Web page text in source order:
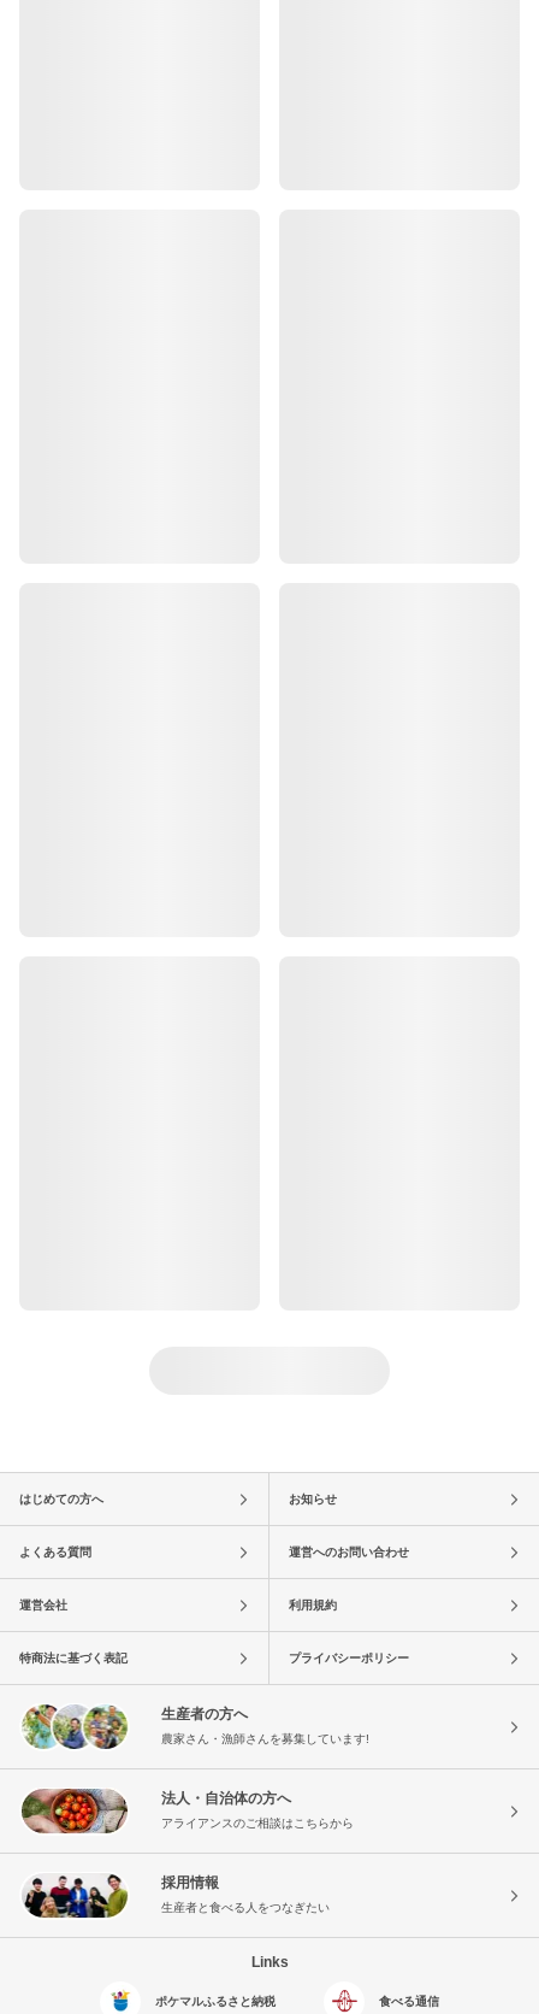
はじめての方へ お知らせ
よくある質問 運営へのお問い合わせ
運営会社 利用規約
特商法に基づく表記 プライバシーポリシー
生産者の方へ
農家さん・漁師さんを募集しています!
法人・自治体の方へ
アライアンスのご相談はこちらから
採用情報
生産者と食べる人をつなぎたい
Links
ポケマルふるさと納税 食べる通信